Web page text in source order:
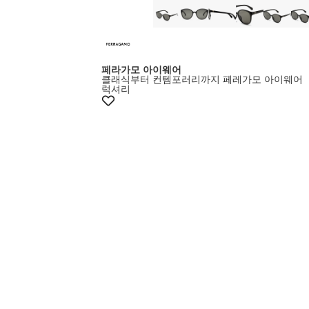
페라가모 아이웨어
클래식부터 컨템포러리까지 페레가모 아이웨어
럭셔리